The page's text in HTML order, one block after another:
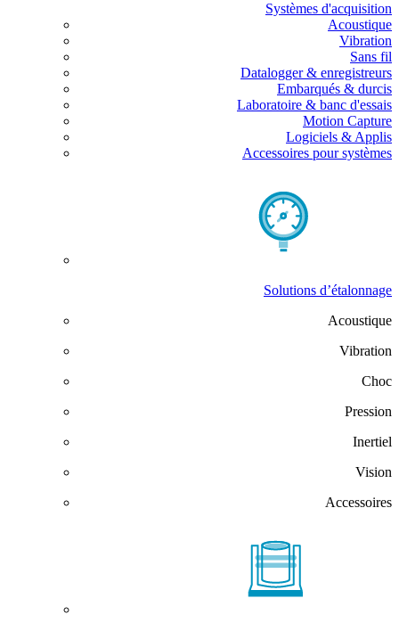
Systèmes d'acquisition
Acoustique
Vibration
Sans fil
Datalogger & enregistreurs
Embarqués & durcis
Laboratoire & banc d'essais
Motion Capture
Logiciels & Applis
Accessoires pour systèmes
Solutions d’étalonnage
Acoustique
Vibration
Choc
Pression
Inertiel
Vision
Accessoires